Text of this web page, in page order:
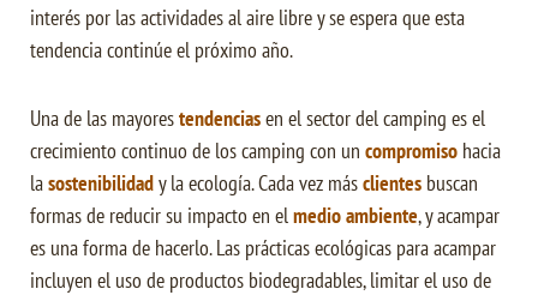
interés por las actividades al aire libre y se espera que esta
tendencia continúe el próximo año.
Una de las mayorestendenciasen el sector del camping es el
crecimiento continuo de los camping con un compromiso hacia
lasostenibilidady la ecología. Cada vez másclientes buscan
formas de reducir su impacto en elmedio ambiente, y acampar
es una forma de hacerlo. Las prácticas ecológicas para acampar
incluyen el uso de productos biodegradables, limitar el uso de